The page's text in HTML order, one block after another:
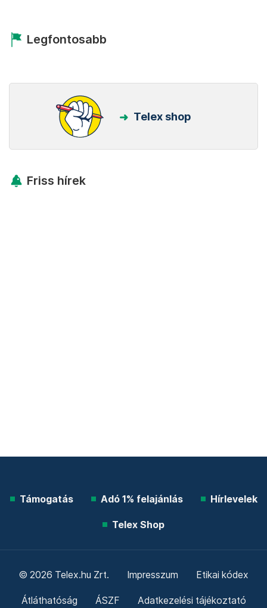
Legfontosabb
Telex shop
Friss hírek
Támogatás Adó 1% felajánlás Hírlevelek
Telex Shop
© 2026 Telex.hu Zrt. Impresszum Etikai kódex
Átláthatóság ÁSZF Adatkezelési tájékoztató